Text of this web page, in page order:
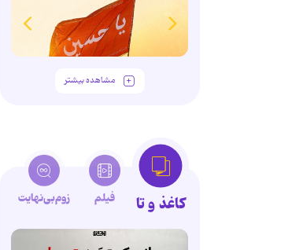
مشاهده بیشتر
کاغذ و تا فیلم زوم‌بی‌نهایت